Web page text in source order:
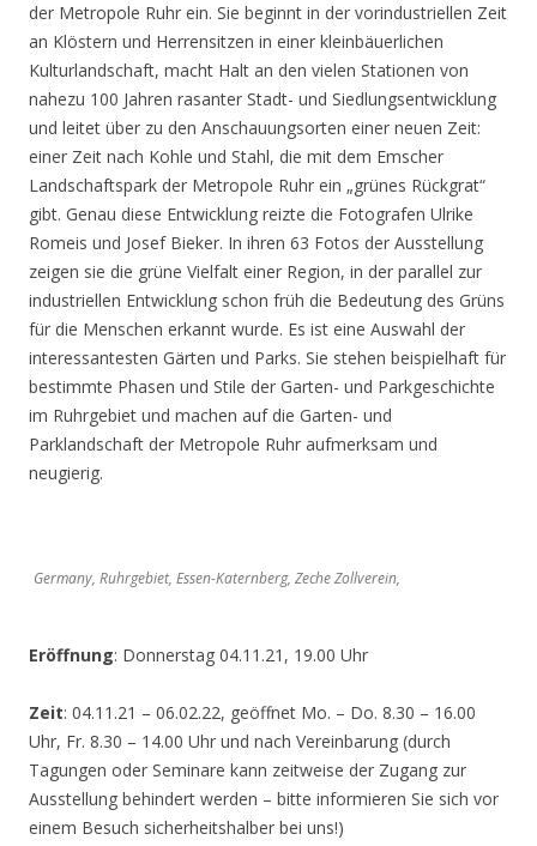
der Metropole Ruhr ein. Sie beginnt in der vorindustriellen Zeit
an Klöstern und Herrensitzen in einer kleinbäuerlichen
Kulturlandschaft, macht Halt an den vielen Stationen von
nahezu 100 Jahren rasanter Stadt- und Siedlungsentwicklung
und leitet über zu den Anschauungsorten einer neuen Zeit:
einer Zeit nach Kohle und Stahl, die mit dem Emscher
Landschaftspark der Metropole Ruhr ein „grünes Rückgrat“
gibt. Genau diese Entwicklung reizte die Fotografen Ulrike
Romeis und Josef Bieker. In ihren 63 Fotos der Ausstellung
zeigen sie die grüne Vielfalt einer Region, in der parallel zur
industriellen Entwicklung schon früh die Bedeutung des Grüns
für die Menschen erkannt wurde. Es ist eine Auswahl der
interessantesten Gärten und Parks. Sie stehen beispielhaft für
bestimmte Phasen und Stile der Garten- und Parkgeschichte
im Ruhrgebiet und machen auf die Garten- und
Parklandschaft der Metropole Ruhr aufmerksam und
neugierig.
Germany, Ruhrgebiet, Essen-Katernberg, Zeche Zollverein,
Eröffnung: Donnerstag 04.11.21, 19.00 Uhr
Zeit: 04.11.21 – 06.02.22, geöffnet Mo. – Do. 8.30 – 16.00
Uhr, Fr. 8.30 – 14.00 Uhr und nach Vereinbarung (durch
Tagungen oder Seminare kann zeitweise der Zugang zur
Ausstellung behindert werden – bitte informieren Sie sich vor
einem Besuch sicherheitshalber bei uns!)